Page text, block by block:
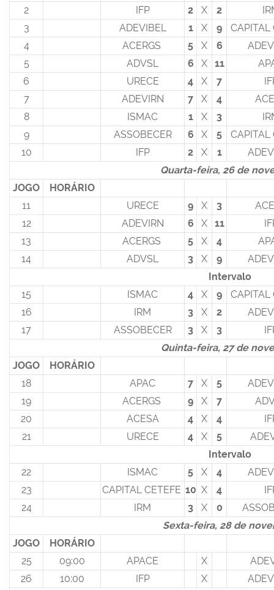
2 IFP 2 X 2
3
ADEVIBEL 1 X 9
CAPITAL
4
ACERGS 5 X 6
5
ADVSL 6 X 11
6
URECE 4 X 7
7
ADEVIRN 7 X 4
8
ISMAC 1 X 3
9
ASSOBECER 6 X 5
CAPITAL
10
IFP 2 X 1
Quarta-feira, 26 de
JOGO
HORÁRIO
11
URECE 9 X 3
12
ADEVIRN 6 X 11
13
ACERGS 5 X 4
14
ADVSL 3 X 9
Intervalo
15
ISMAC 4 X 9
CAPITAL
16
IRM 3 X 2
17
ASSOBECER 3 X 3
Quinta-feira, 27 de
JOGO
HORÁRIO
18
APAC 7 X 5
19
ACERGS 9 X 7
20
ACESA 4 X 4
21
URECE 4 X 5
Intervalo
22
ISMAC 5 X 4
23
CAPITAL CETEFE 10 X 4
24
IRM 3 X 0
Sexta-feira, 28 de
JOGO
HORÁRIO
25
09:00 APACE X
26
10:00 IFP X